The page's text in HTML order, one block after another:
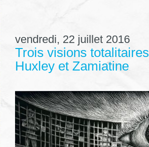
vendredi, 22 juillet 2016
Trois visions
Huxley et Zamiatine